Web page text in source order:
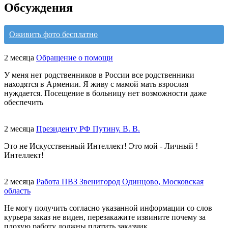
Обсуждения
Оживить фото бесплатно
2 месяца Обращение о помощи
У меня нет родственников в России все родственники
находятся в Армении. Я живу с мамой мать взрослая
нуждается. Посещение в больницу нет возможности даже
обеспечить
2 месяца Президенту РФ Путину. В. В.
Это не Искусственный Интеллект! Это мой - Личный !
Интеллект!
2 месяца Работа ПВЗ Звенигород Одинцово, Московская
область
Не могу получить согласно указанной информации со слов
курьера заказ не виден, перезакажите извините почему за
плохую работу должны платить заказчик.